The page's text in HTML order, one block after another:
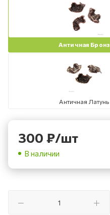
Античная Бронз
Античная Латунь
300 ₽/шт
В наличии